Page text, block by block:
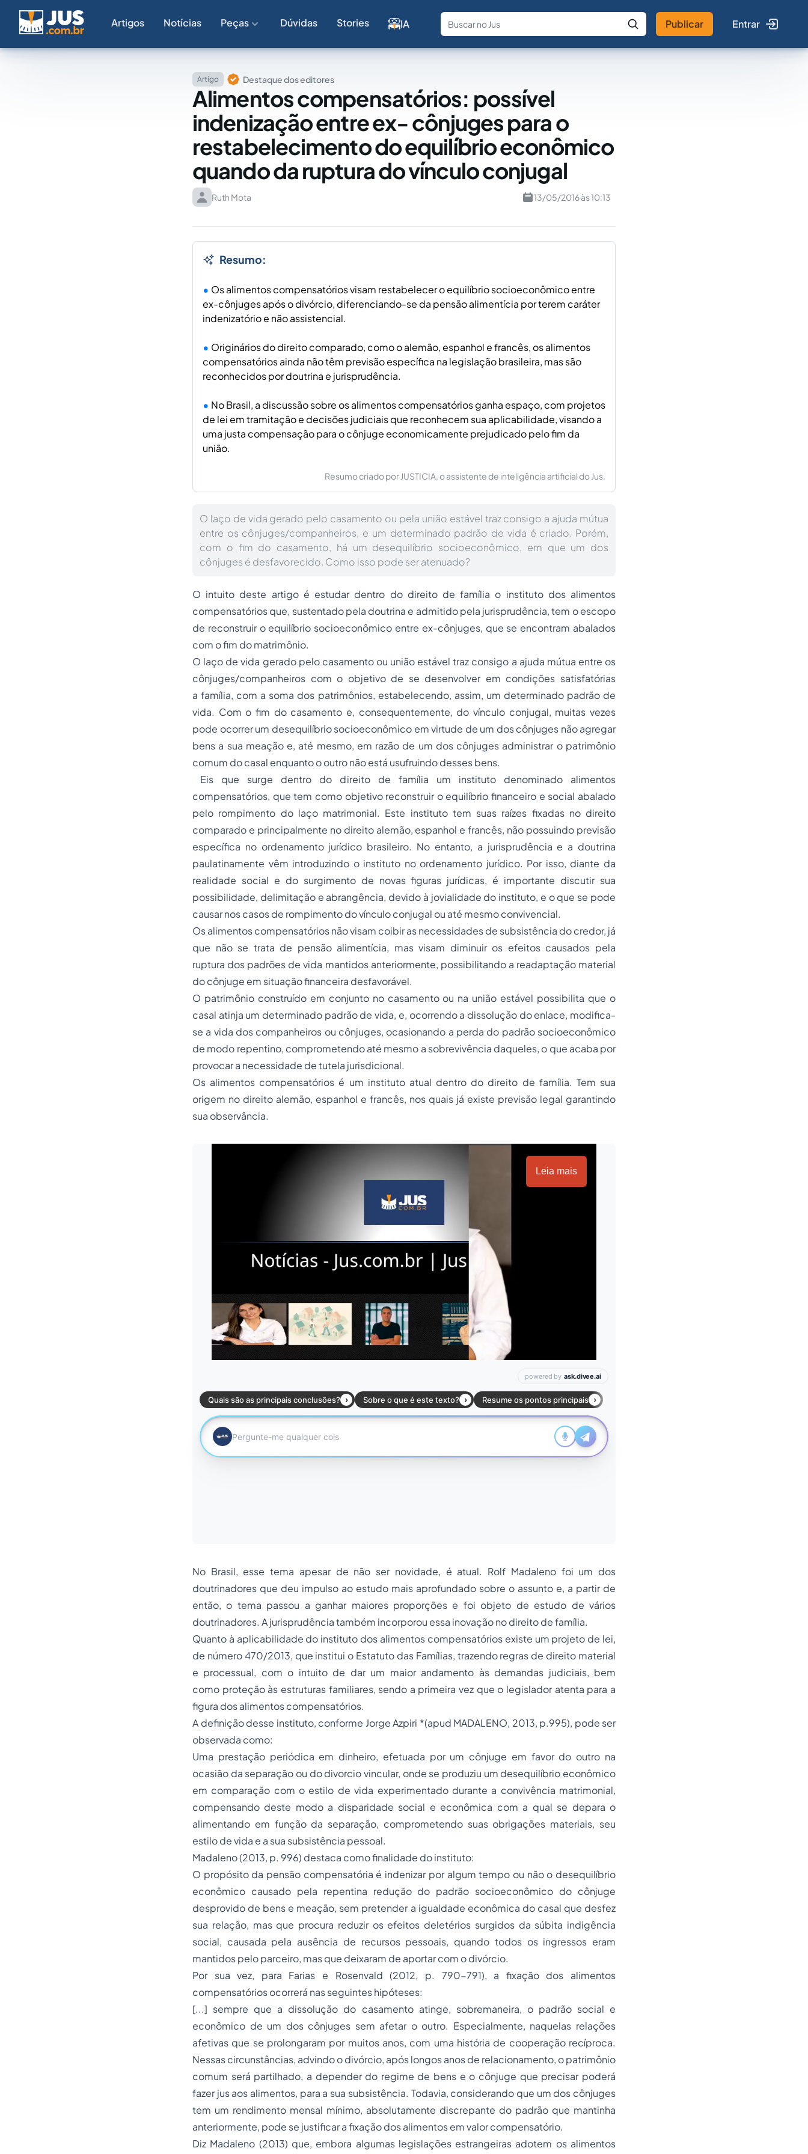
Artigos Notícias Peças Dúvidas Stories IA
Fale com a IA Buscar no Jus
Publicar Entrar
Artigo Destaque dos editores
Alimentos compensatórios: possível
indenização entre ex- cônjuges para o
restabelecimento do equilíbrio econômico
quando da ruptura do vínculo conjugal
Ruth Mota 13/05/2016 às 10:13
Resumo:
Os alimentos compensatórios visam restabelecer o equilíbrio socioeconômico entre
ex-cônjuges após o divórcio, diferenciando-se da pensão alimentícia por terem caráter
indenizatório e não assistencial.
Originários do direito comparado, como o alemão, espanhol e francês, os alimentos
compensatórios ainda não têm previsão específica na legislação brasileira, mas são
reconhecidos por doutrina e jurisprudência.
No Brasil, a discussão sobre os alimentos compensatórios ganha espaço, com projetos
de lei em tramitação e decisões judiciais que reconhecem sua aplicabilidade, visando a
uma justa compensação para o cônjuge economicamente prejudicado pelo fim da
união.
Resumo criado por JUSTICIA, o assistente de inteligência artificial do Jus.
O laço de vida gerado pelo casamento ou pela união estável traz consigo a ajuda mútua
entre os cônjuges/companheiros, e um determinado padrão de vida é criado. Porém,
com o fim do casamento, há um desequilíbrio socioeconômico, em que um dos
cônjuges é desfavorecido. Como isso pode ser atenuado?
O intuito deste artigo é estudar dentro do direito de família o instituto dos alimentos
compensatórios que, sustentado pela doutrina e admitido pela jurisprudência, tem o escopo
de reconstruir o equilíbrio socioeconômico entre ex-cônjuges, que se encontram abalados
com o fim do matrimônio.
O laço de vida gerado pelo casamento ou união estável traz consigo a ajuda mútua entre os
cônjuges/companheiros com o objetivo de se desenvolver em condições satisfatórias
a família, com a soma dos patrimônios, estabelecendo, assim, um determinado padrão de
vida. Com o fim do casamento e, consequentemente, do vínculo conjugal, muitas vezes
pode ocorrer um desequilíbrio socioeconômico em virtude de um dos cônjuges não agregar
bens a sua meação e, até mesmo, em razão de um dos cônjuges administrar o patrimônio
comum do casal enquanto o outro não está usufruindo desses bens.
Eis que surge dentro do direito de família um instituto denominado alimentos
compensatórios, que tem como objetivo reconstruir o equilíbrio financeiro e social abalado
pelo rompimento do laço matrimonial. Este instituto tem suas raízes fixadas no direito
comparado e principalmente no direito alemão, espanhol e francês, não possuindo previsão
específica no ordenamento jurídico brasileiro. No entanto, a jurisprudência e a doutrina
paulatinamente vêm introduzindo o instituto no ordenamento jurídico. Por isso, diante da
realidade social e do surgimento de novas figuras jurídicas, é importante discutir sua
possibilidade, delimitação e abrangência, devido à jovialidade do instituto, e o que se pode
causar nos casos de rompimento do vínculo conjugal ou até mesmo convivencial.
Os alimentos compensatórios não visam coibir as necessidades de subsistência do credor, já
que não se trata de pensão alimentícia, mas visam diminuir os efeitos causados pela
ruptura dos padrões de vida mantidos anteriormente, possibilitando a readaptação material
do cônjuge em situação financeira desfavorável.
O patrimônio construído em conjunto no casamento ou na união estável possibilita que o
casal atinja um determinado padrão de vida, e, ocorrendo a dissolução do enlace, modifica-
se a vida dos companheiros ou cônjuges, ocasionando a perda do padrão socioeconômico
de modo repentino, comprometendo até mesmo a sobrevivência daqueles, o que acaba por
provocar a necessidade de tutela jurisdicional.
Os alimentos compensatórios é um instituto atual dentro do direito de família. Tem sua
origem no direito alemão, espanhol e francês, nos quais já existe previsão legal garantindo
sua observância.
Leia mais
No Brasil, esse tema apesar de não ser novidade, é atual. Rolf Madaleno foi um dos
doutrinadores que deu impulso ao estudo mais aprofundado sobre o assunto e, a partir de
então, o tema passou a ganhar maiores proporções e foi objeto de estudo de vários
doutrinadores. A jurisprudência também incorporou essa inovação no direito de família.
Quanto à aplicabilidade do instituto dos alimentos compensatórios existe um projeto de lei,
de número 470/2013, que institui o Estatuto das Famílias, trazendo regras de direito material
e processual, com o intuito de dar um maior andamento às demandas judiciais, bem
como proteção às estruturas familiares, sendo a primeira vez que o legislador atenta para a
figura dos alimentos compensatórios.
A definição desse instituto, conforme Jorge Azpiri *(apud MADALENO, 2013, p.995), pode ser
observada como:
Uma prestação periódica em dinheiro, efetuada por um cônjuge em favor do outro na
ocasião da separação ou do divorcio vincular, onde se produziu um desequilíbrio econômico
em comparação com o estilo de vida experimentado durante a convivência matrimonial,
compensando deste modo a disparidade social e econômica com a qual se depara o
alimentando em função da separação, comprometendo suas obrigações materiais, seu
estilo de vida e a sua subsistência pessoal.
Madaleno (2013, p. 996) destaca como finalidade do instituto:
O propósito da pensão compensatória é indenizar por algum tempo ou não o desequilíbrio
econômico causado pela repentina redução do padrão socioeconômico do cônjuge
desprovido de bens e meação, sem pretender a igualdade econômica do casal que desfez
sua relação, mas que procura reduzir os efeitos deletérios surgidos da súbita indigência
social, causada pela ausência de recursos pessoais, quando todos os ingressos eram
mantidos pelo parceiro, mas que deixaram de aportar com o divórcio.
Por sua vez, para Farias e Rosenvald (2012, p. 790-791), a fixação dos alimentos
compensatórios ocorrerá nas seguintes hipóteses:
[...] sempre que a dissolução do casamento atinge, sobremaneira, o padrão social e
econômico de um dos cônjuges sem afetar o outro. Especialmente, naquelas relações
afetivas que se prolongaram por muitos anos, com uma história de cooperação recíproca.
Nessas circunstâncias, advindo o divórcio, após longos anos de relacionamento, o patrimônio
comum será partilhado, a depender do regime de bens e o cônjuge que precisar poderá
fazer jus aos alimentos, para a sua subsistência. Todavia, considerando que um dos cônjuges
tem um rendimento mensal mínimo, absolutamente discrepante do padrão que mantinha
anteriormente, pode se justificar a fixação dos alimentos em valor compensatório.
Diz Madaleno (2013) que, embora algumas legislações estrangeiras adotem os alimentos